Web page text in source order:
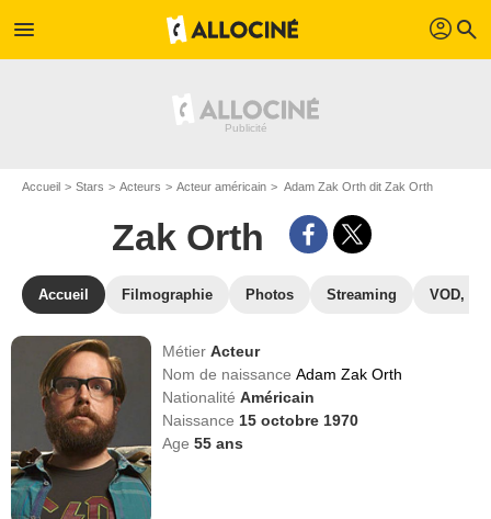
menu profil search
Accueil Stars Acteurs Acteur américain Adam Zak Orth dit Zak Orth
Zak Orth
Accueil Filmographie Photos Streaming VOD,
MétierActeur
Nom de naissanceAdam Zak Orth
NationalitéAméricain
Naissance 15 octobre 1970
Age55 ans